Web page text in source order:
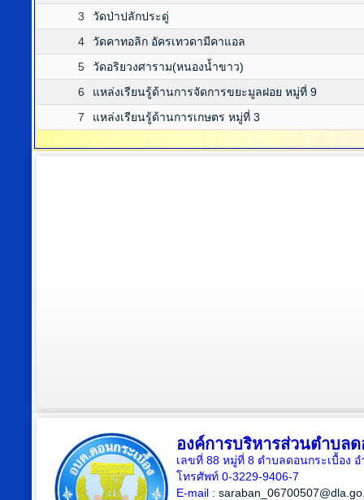
3
วัดป่าปลักประดู่
4
วัดคาทอลิก อัครเทวดามีคาแอล
5
วัดอริยวงศาราม(หนองน้ำขาว)
6
แหล่งเรียนรู้ด้านการจัดการขยะมูลฝอย หมู่ที่ 9
7
แหล่งเรียนรู้ด้านการเกษตร หมู่ที่ 3
องค์การบริหารส่วนตำบลด
เลขที่ 88 หมู่ที่ 8 ตำบลดอนกระเบื้อง
โทรศัพท์ 0-3229-9406-7
E-mail :